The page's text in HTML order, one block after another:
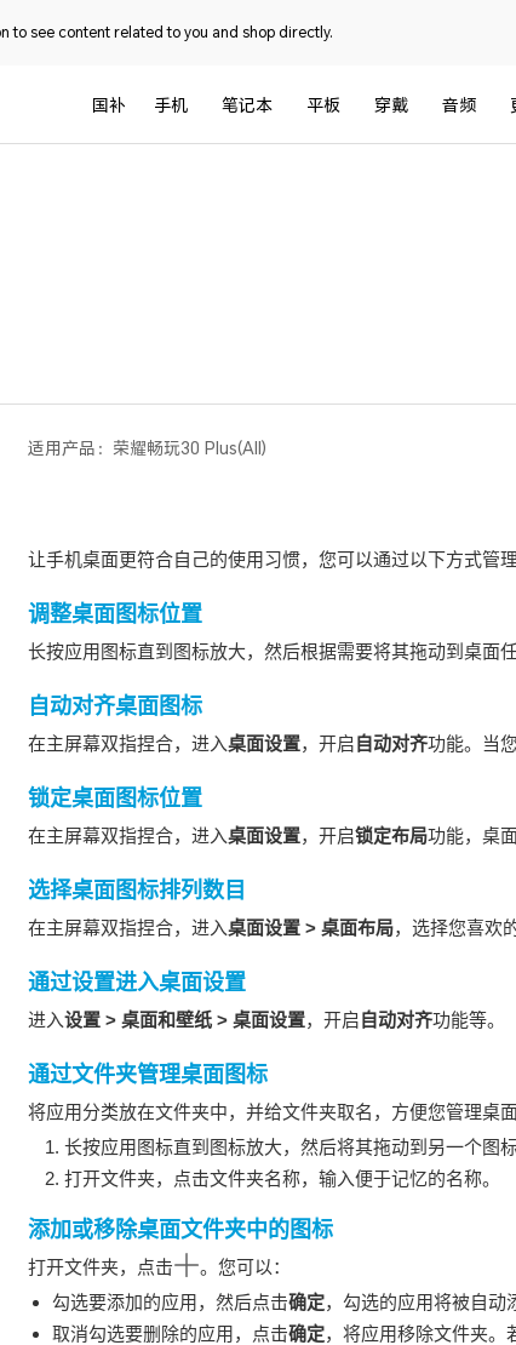
to see content related to you and shop directly.
国补 手机 笔记本 平板 穿戴 音频
适用产品： 荣耀畅玩30 Plus(All)
让手机桌面更符合自己的使用习惯，您可以通过以下方式管理
调整桌面图标位置
长按应用图标直到图标放大，然后根据需要将其拖动到桌面任
自动对齐桌面图标
在主屏幕双指捏合，进入桌面设置，开启自动对齐功能。当
锁定桌面图标位置
在主屏幕双指捏合，进入桌面设置，开启锁定布局功能，桌
选择桌面图标排列数目
在主屏幕双指捏合，进入桌面设置> 桌面布局，选择您喜欢
通过设置进入桌面设置
进入设置> 桌面和壁纸> 桌面设置，开启自动对齐功能等。
通过文件夹管理桌面图标
将应用分类放在文件夹中，并给文件夹取名，方便您管理桌面
长按应用图标直到图标放大，然后将其拖动到另一个图
打开文件夹，点击文件夹名称，输入便于记忆的名称。
添加或移除桌面文件夹中的图标
打开文件夹，点击
。您可以：
勾选要添加的应用，然后点击确定，勾选的应用将被自动
取消勾选要删除的应用，点击确定，将应用移除文件夹。